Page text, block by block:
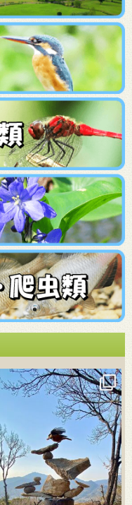
3月 18